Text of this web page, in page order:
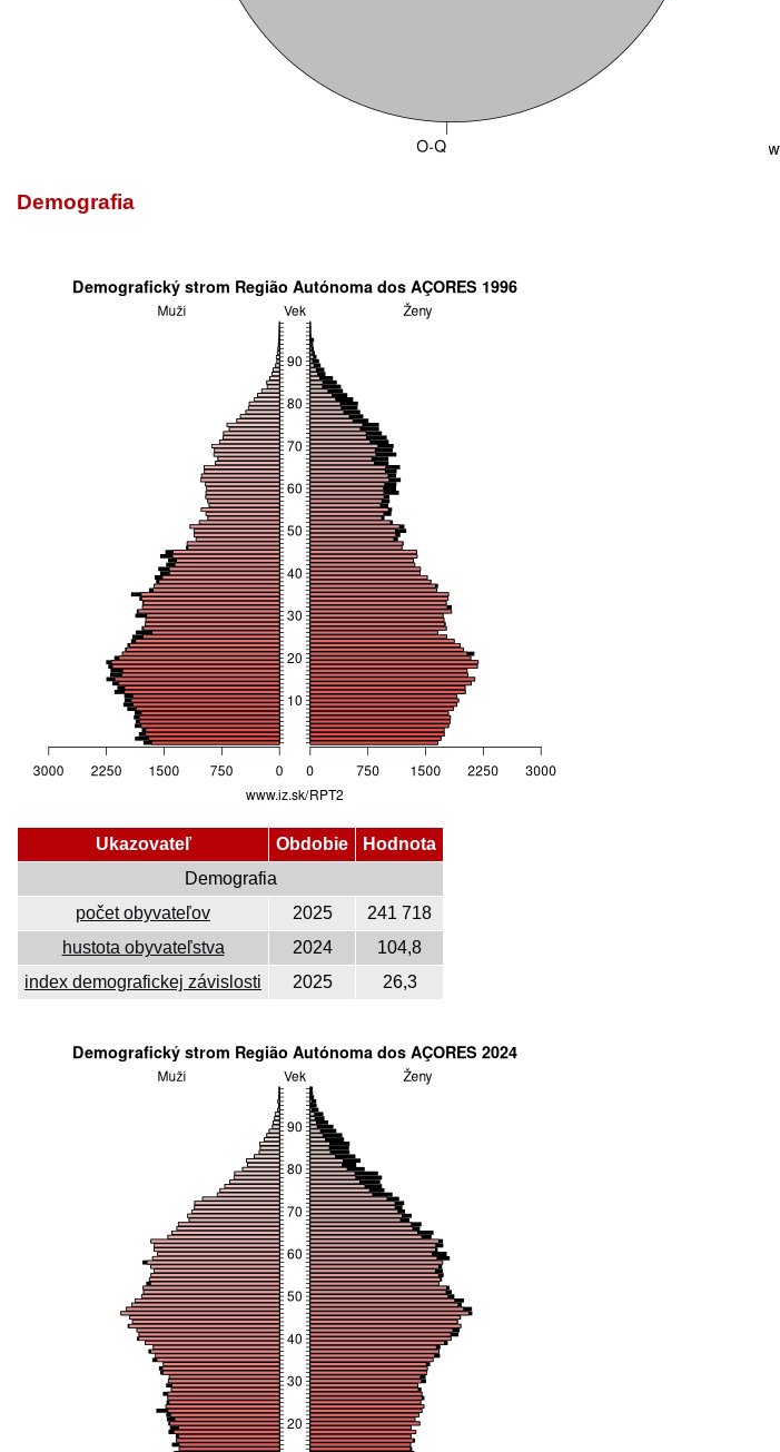
Demografia
Ukazovateľ Obdobie
Hodnota
Demografia
počet obyvateľov
2025
241 718
hustota obyvateľstva
2024
104,8
index demografickej závislosti
2025 26,3